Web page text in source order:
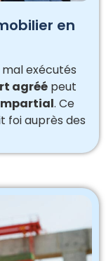
en
exécutés
agréé peut
. Ce
foi auprès des